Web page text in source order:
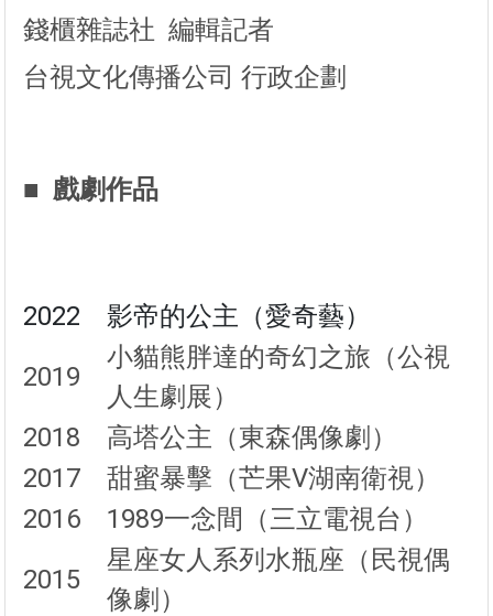
錢櫃雜誌社 編輯記者
台視文化傳播公司 行政企劃
■ 戲劇作品
2022
影帝的公主（愛奇藝）
2019
小貓熊胖達的奇幻之旅（公視
人生劇展）
2018 高塔公主（東森偶像劇）
2017 甜蜜暴擊（芒果V湖南衛視）
2016 1989一念間（三立電視台）
2015
星座女人系列水瓶座（民視偶
像劇）